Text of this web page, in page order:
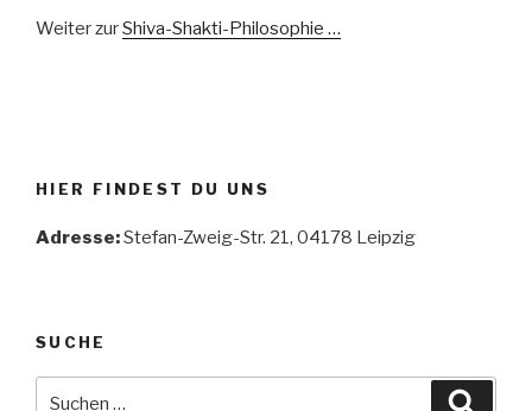
Weiter zurShiva-Shakti-Philosophie …
HIER FINDEST DU UNS
Adresse:Stefan-Zweig-Str. 21, 04178 Leipzig
SUCHE